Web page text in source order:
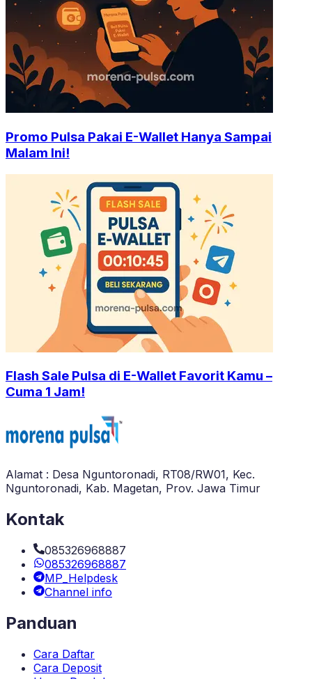
Promo Pulsa Pakai E-Wallet Hanya Sampai
Malam Ini!
Flash Sale Pulsa di E-Wallet Favorit Kamu –
Cuma 1 Jam!
Alamat : Desa Nguntoronadi, RT08/RW01, Kec.
Nguntoronadi, Kab. Magetan, Prov. Jawa Timur
Kontak
085326968887
085326968887
MP_Helpdesk
Channel info
Panduan
Cara Daftar
Cara Deposit